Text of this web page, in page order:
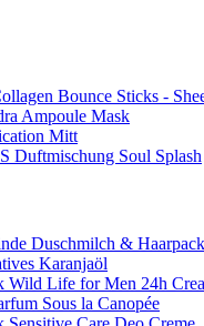
Bounce Sticks -
Ampoule Mask
Mitt
Duftmischung Soul Splash
Duschmilch &
Karanjaöl
Wild Life for Men 24h
Sous la Canopée